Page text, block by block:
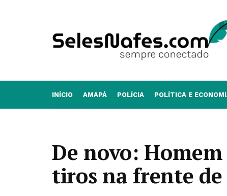
INÍCIO AMAPÁ POLÍCIA POLÍTICA E
De novo:
tiros na frente de